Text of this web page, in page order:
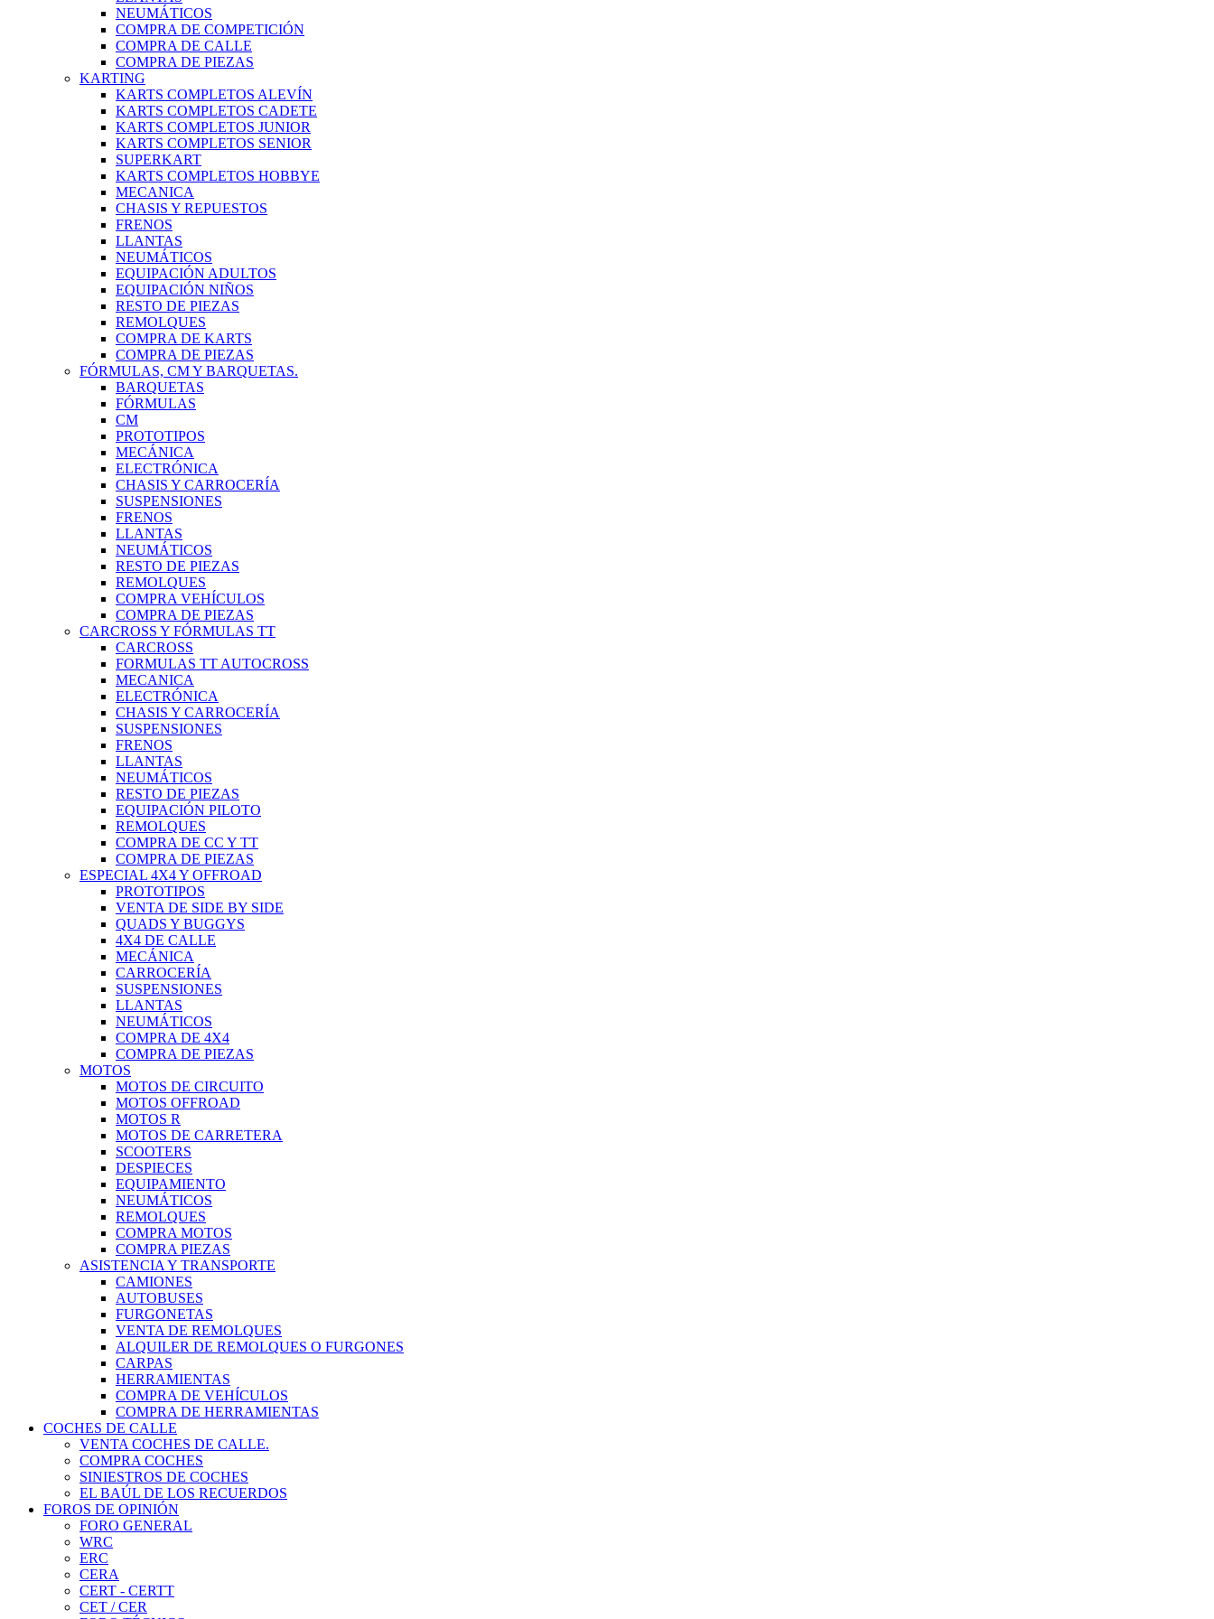
NEUMÁTICOS
COMPRA DE COMPETICIÓN
COMPRA DE CALLE
COMPRA DE PIEZAS
KARTING
KARTS COMPLETOS ALEVÍN
KARTS COMPLETOS CADETE
KARTS COMPLETOS JUNIOR
KARTS COMPLETOS SENIOR
SUPERKART
KARTS COMPLETOS HOBBYE
MECANICA
CHASIS Y REPUESTOS
FRENOS
LLANTAS
NEUMÁTICOS
EQUIPACIÓN ADULTOS
EQUIPACIÓN NIÑOS
RESTO DE PIEZAS
REMOLQUES
COMPRA DE KARTS
COMPRA DE PIEZAS
FÓRMULAS, CM Y BARQUETAS.
BARQUETAS
FÓRMULAS
CM
PROTOTIPOS
MECÁNICA
ELECTRÓNICA
CHASIS Y CARROCERÍA
SUSPENSIONES
FRENOS
LLANTAS
NEUMÁTICOS
RESTO DE PIEZAS
REMOLQUES
COMPRA VEHÍCULOS
COMPRA DE PIEZAS
CARCROSS Y FÓRMULAS TT
CARCROSS
FORMULAS TT AUTOCROSS
MECANICA
ELECTRÓNICA
CHASIS Y CARROCERÍA
SUSPENSIONES
FRENOS
LLANTAS
NEUMÁTICOS
RESTO DE PIEZAS
EQUIPACIÓN PILOTO
REMOLQUES
COMPRA DE CC Y TT
COMPRA DE PIEZAS
ESPECIAL 4X4 Y OFFROAD
PROTOTIPOS
VENTA DE SIDE BY SIDE
QUADS Y BUGGYS
4X4 DE CALLE
MECÁNICA
CARROCERÍA
SUSPENSIONES
LLANTAS
NEUMÁTICOS
COMPRA DE 4X4
COMPRA DE PIEZAS
MOTOS
MOTOS DE CIRCUITO
MOTOS OFFROAD
MOTOS R
MOTOS DE CARRETERA
SCOOTERS
DESPIECES
EQUIPAMIENTO
NEUMÁTICOS
REMOLQUES
COMPRA MOTOS
COMPRA PIEZAS
ASISTENCIA Y TRANSPORTE
CAMIONES
AUTOBUSES
FURGONETAS
VENTA DE REMOLQUES
ALQUILER DE REMOLQUES O FURGONES
CARPAS
HERRAMIENTAS
COMPRA DE VEHÍCULOS
COMPRA DE HERRAMIENTAS
COCHES DE CALLE
VENTA COCHES DE CALLE.
COMPRA COCHES
SINIESTROS DE COCHES
EL BAÚL DE LOS RECUERDOS
FOROS DE OPINIÓN
FORO GENERAL
WRC
ERC
CERA
CERT - CERTT
CET / CER